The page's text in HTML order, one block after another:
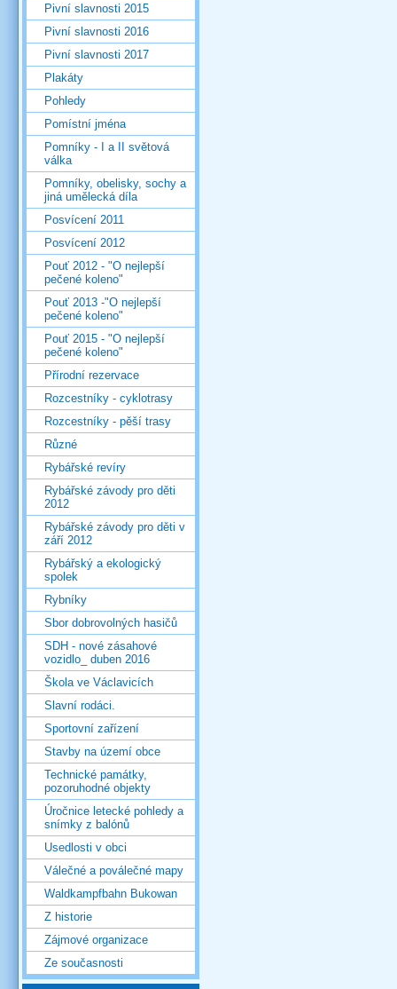
Pivní slavnosti 2015
Pivní slavnosti 2016
Pivní slavnosti 2017
Plakáty
Pohledy
Pomístní jména
Pomníky - I a II světová
válka
Pomníky, obelisky, sochy a
jiná umělecká díla
Posvícení 2011
Posvícení 2012
Pouť 2012 - "O nejlepší
pečené koleno"
Pouť 2013 -"O nejlepší
pečené koleno"
Pouť 2015 - "O nejlepší
pečené koleno"
Přírodní rezervace
Rozcestníky - cyklotrasy
Rozcestníky - pěší trasy
Různé
Rybářské revíry
Rybářské závody pro děti
2012
Rybářské závody pro děti v
září 2012
Rybářský a ekologický
spolek
Rybníky
Sbor dobrovolných hasičů
SDH - nové zásahové
vozidlo_ duben 2016
Škola ve Václavicích
Slavní rodáci.
Sportovní zařízení
Stavby na území obce
Technické památky,
pozoruhodné objekty
Úročnice letecké pohledy a
snímky z balónů
Usedlosti v obci
Válečné a poválečné mapy
Waldkampfbahn Bukowan
Z historie
Zájmové organizace
Ze současnosti